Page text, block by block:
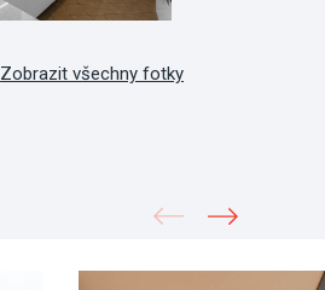
Zobrazit všechny fotky